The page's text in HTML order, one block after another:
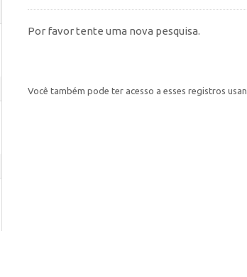
Por favor tente uma nova pesquisa.
Você também pode ter acesso a esses registros